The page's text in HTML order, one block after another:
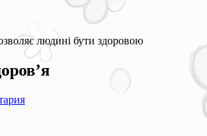
людині бути здоровою